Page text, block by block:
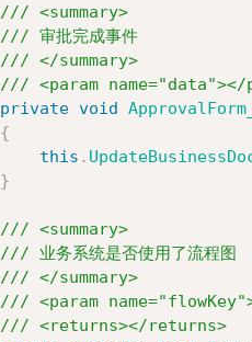
/// <summary>
/// 审批完成事件
/// </summary>
/// <param name="data"></
private void
{
this .
}
/// <summary>
/// 业务系统是否使用了流程图
/// </summary>
/// <param
/// <returns></returns>